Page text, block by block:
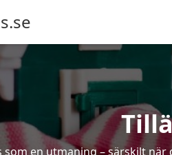
som en utmaning – särskilt